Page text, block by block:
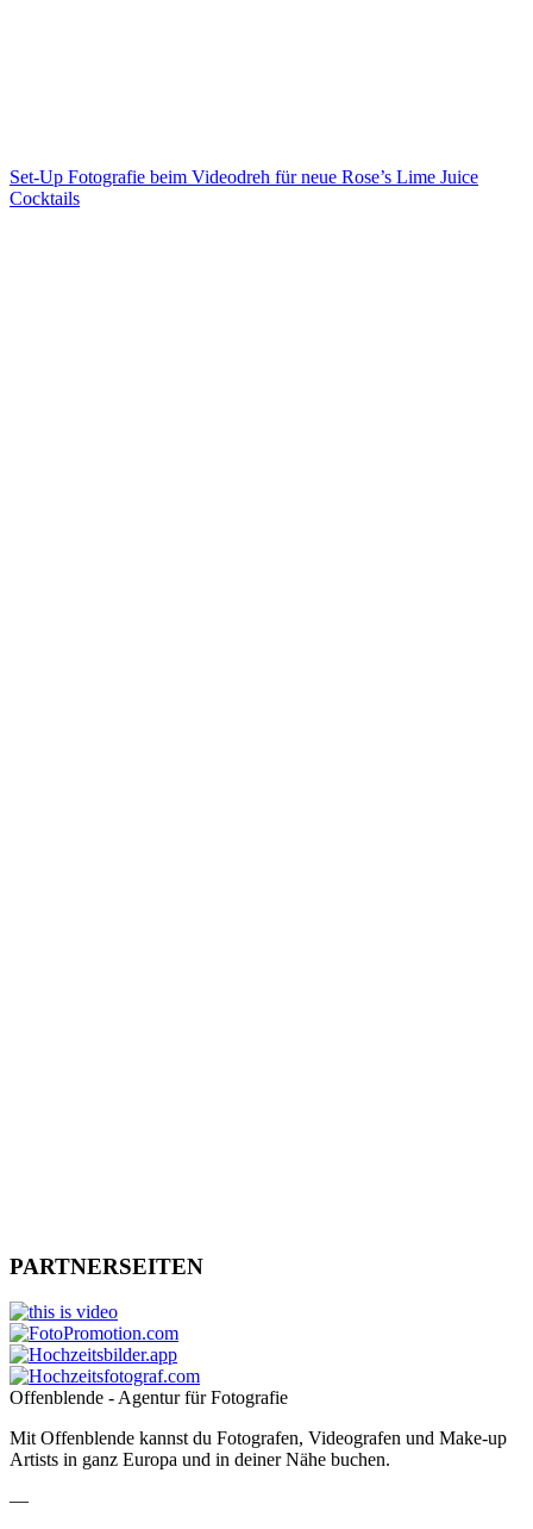
Set-Up Fotografie beim Videodreh für neue Rose’s Lime Juice
Cocktails
PARTNERSEITEN
Offenblende - Agentur für Fotografie
Mit Offenblende kannst du Fotografen, Videografen und Make-up
Artists in ganz Europa und in deiner Nähe buchen.
—